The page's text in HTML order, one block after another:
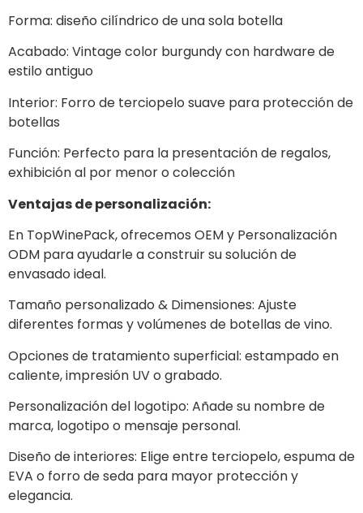
Forma: diseño cilíndrico de una sola botella
Acabado: Vintage color burgundy con hardware de
estilo antiguo
Interior: Forro de terciopelo suave para protección de
botellas
Función: Perfecto para la presentación de regalos,
exhibición al por menor o colección
Ventajas de personalización:
En TopWinePack, ofrecemos OEM y Personalización
ODM para ayudarle a construir su solución de
envasado ideal.
Tamaño personalizado & Dimensiones: Ajuste
diferentes formas y volúmenes de botellas de vino.
Opciones de tratamiento superficial: estampado en
caliente, impresión UV o grabado.
Personalización del logotipo: Añade su nombre de
marca, logotipo o mensaje personal.
Diseño de interiores: Elige entre terciopelo, espuma de
EVA o forro de seda para mayor protección y
elegancia.